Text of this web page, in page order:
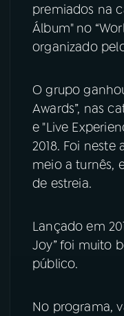
premiados na
Álbum" no
organizado
O grupo
Awards”, nas
e "Live
2018. Foi
meio a turnês,
de estreia.
Lançado em
Joy” foi muito
público.
No programa,